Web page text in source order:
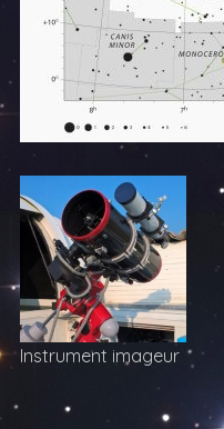
Instrument imageur